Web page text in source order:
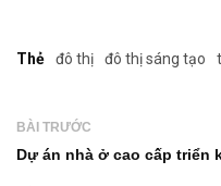
Thẻ đô thị đô thị sáng tạo
BÀI TRƯỚC
Dự án nhà ở cao cấp triển